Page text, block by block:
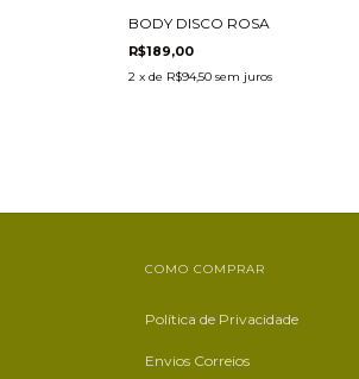
BODY DISCO ROSA
R$189,00
2 x de R$94,50 sem juros
COMO COMPRAR
Política de Privacidade
Envios Correios